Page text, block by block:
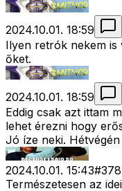
2024.10.01. 18:59
Ilyen retrók nekem is
őket.
2024.10.01. 18:59
Eddig csak azt ittam
lehet érezni hogy
Jó íze neki.
2024.10.01. 15:43#
Természetesen az